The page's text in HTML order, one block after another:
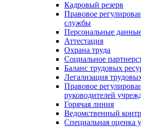
Кадровый резерв
Правовое
службы
Персональные
Аттестация
Охрана труда
Социальное
Баланс трудовых
Легализация
Правовое
руководителей
Горячая линия
Ведомственный
Специальная оценка